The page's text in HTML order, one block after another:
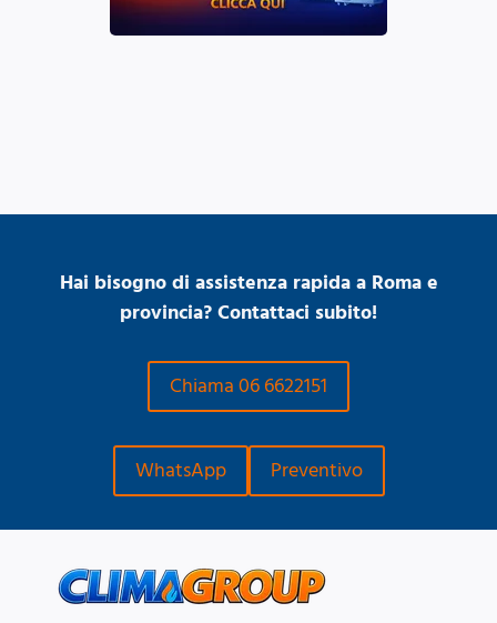
Hai bisogno di assistenza rapida a Roma e
provincia? Contattaci subito!
Chiama 06 6622151
WhatsApp Preventivo